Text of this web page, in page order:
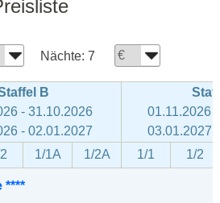
Nächte: 7
B
- 31.10.2026
- 02.01.2027
01.11.2026
03.01.2027
1/1A 1/2A 1/1 1/2
****